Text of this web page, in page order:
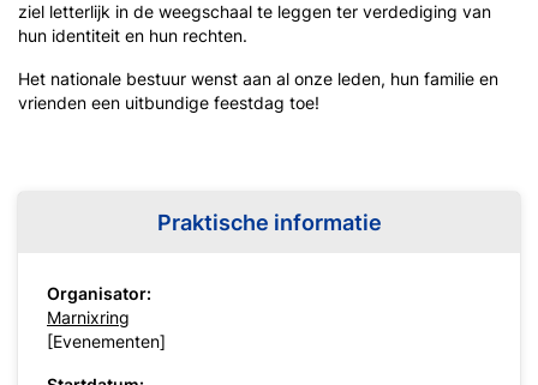
ziel letterlijk in de weegschaal te leggen ter verdediging van
hun identiteit en hun rechten.
Het nationale bestuur wenst aan al onze leden, hun familie en
vrienden een uitbundige feestdag toe!
Praktische informatie
Organisator:
Marnixring
[Evenementen]